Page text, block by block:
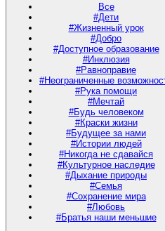
Все
#Дети
#Жизненный урок
#Добро
#Доступное образование
#Инклюзия
#Равноправие
#Неограниченные
#Рука помощи
#Мечтай
#Будь человеком
#Краски жизни
#Будущее за нами
#Истории людей
#Никогда не сдавайся
#Культурное наследие
#Дыхание природы
#Семья
#Сохранение мира
#Любовь
#Братья наши меньшие